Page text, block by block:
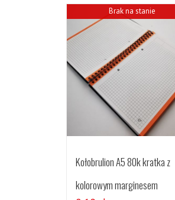
Brak na stanie
Kołobrulion A5 80k kratka z
kolorowym marginesem